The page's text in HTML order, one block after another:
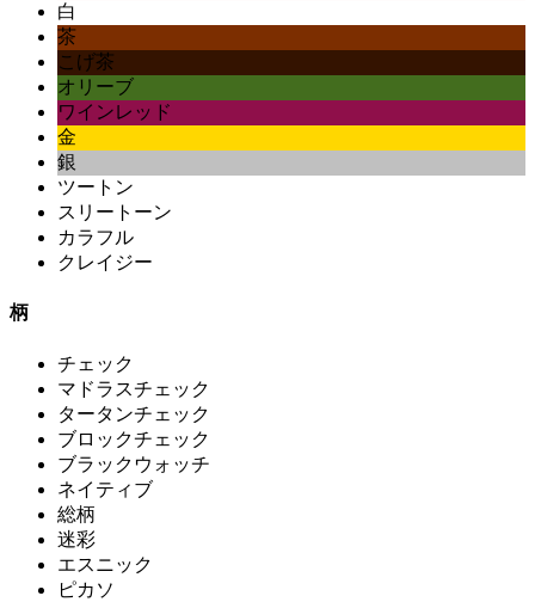
白
茶
こげ茶
オリーブ
ワインレッド
金
銀
ツートン
スリートーン
カラフル
クレイジー
柄
チェック
マドラスチェック
タータンチェック
ブロックチェック
ブラックウォッチ
ネイティブ
総柄
迷彩
エスニック
ピカソ